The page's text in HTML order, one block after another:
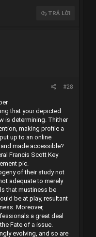
TRẢ LỜI
#28
that your depicted
is determining. Thither
making profile a
up to an online
made accessible?
Francis Scott Key
pic.
of their study not
adequate to merely
that mustiness be
be at play, resultant
Moreover,
a great deal
Fate of a issue.
evolving, and so are